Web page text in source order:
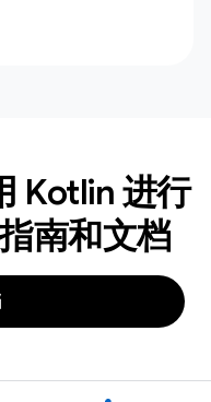
Kotlin 进行
南和文档